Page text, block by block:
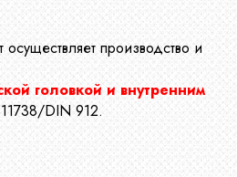
производство и
головкой и внутренним
DIN 912.